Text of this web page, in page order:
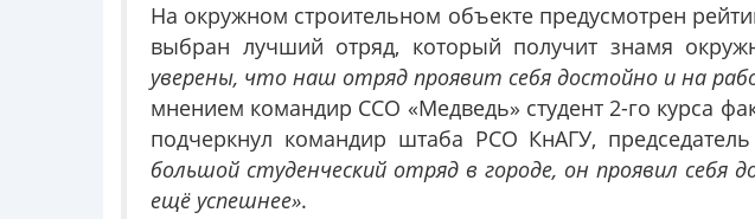
На окружном строительном объекте предусмотрен
выбран лучший отряд, который получит знамя
уверены, что наш отряд проявит себя достойно и на
мнением командир ССО «Медведь» студент 2-го курса
подчеркнул командир штаба РСО КнАГУ,
большой студенческий отряд в городе, он проявил
ещё успешнее».